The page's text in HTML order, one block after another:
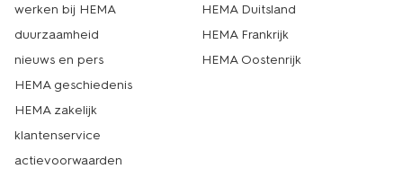
werken bij HEMA
duurzaamheid
nieuws en pers
HEMA geschiedenis
HEMA zakelijk
klantenservice
actievoorwaarden
HEMA Duitsland
HEMA Frankrijk
HEMA Oostenrijk